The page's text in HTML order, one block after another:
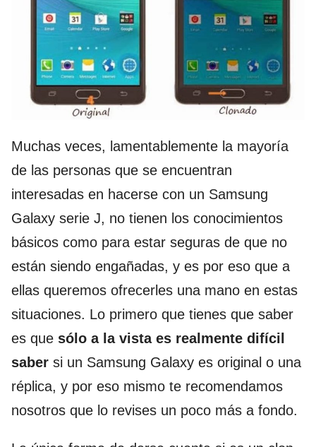
Muchas veces, lamentablemente la mayoría
de las personas que se encuentran
interesadas en hacerse con un Samsung
Galaxy serie J, no tienen los conocimientos
básicos como para estar seguras de que no
están siendo engañadas, y es por eso que a
ellas queremos ofrecerles una mano en estas
situaciones. Lo primero que tienes que saber
es que sólo a la vista es realmente difícil
saber si un Samsung Galaxy es original o una
réplica, y por eso mismo te recomendamos
nosotros que lo revises un poco más a fondo.